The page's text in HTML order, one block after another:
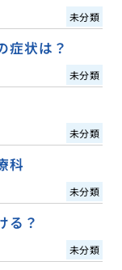
未分類
症状は？
未分類
未分類
科
未分類
る？
未分類